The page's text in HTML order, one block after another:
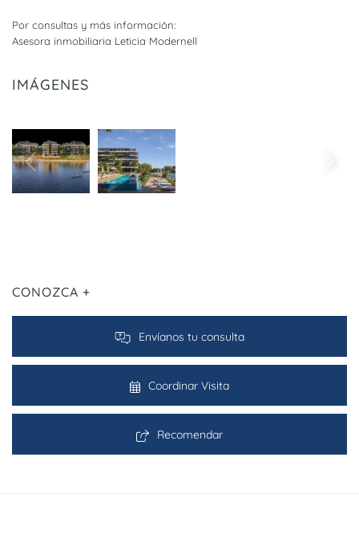
Por consultas y más información:
Asesora inmobiliaria Leticia Modernell
IMÁGENES
CONOZCA +
Envíanos tu consulta
Coordinar Visita
Recomendar